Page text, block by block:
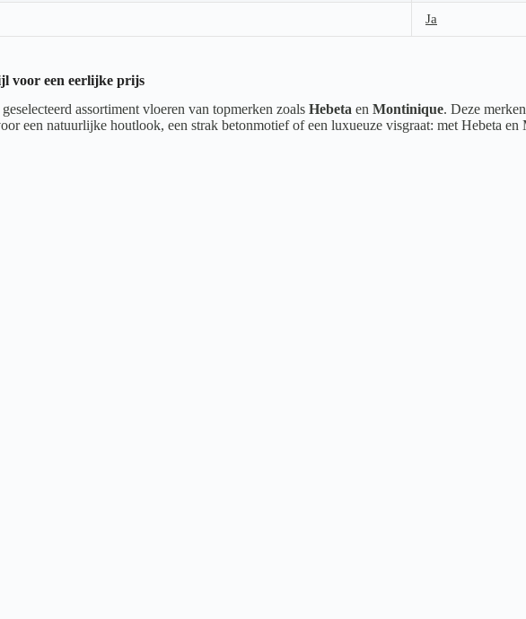
Ja
voor een eerlijke prijs
assortiment vloeren van topmerken zoals Hebeta en Montinique. Deze
een natuurlijke houtlook, een strak betonmotief of een luxueuze visgraat: met Hebeta